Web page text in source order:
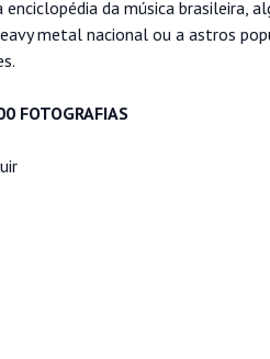
da música brasileira,
metal nacional ou a astros
FOTOGRAFIAS